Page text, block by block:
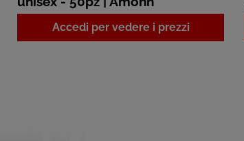
Accedi per vedere i prezzi